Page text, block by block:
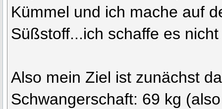
Kümmel und ich mache auf
Süßstoff...ich schaffe es
Also mein Ziel ist zunächst
Schwangerschaft: 69 kg